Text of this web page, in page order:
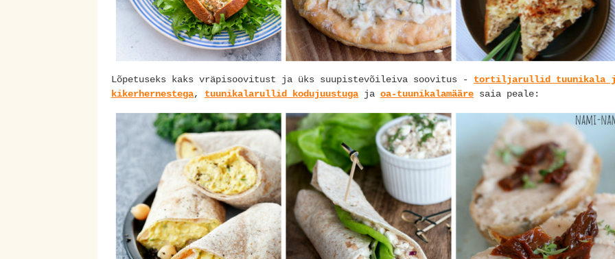
Lõpetuseks kaks vräpisoovitust ja üks suupistevõileiva soovitus - tortiljarullid tuunikala
kikerhernestega, tuunikalarullid kodujuustuga ja oa-tuunikalamääre saia peale: